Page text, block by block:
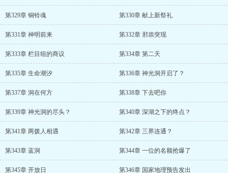
第329章 铜铃魂 第330章 献上新祭礼
第331章 神明前来 第332章 邪祟突现
第333章 栏目组的商议 第334章 第二天
第335章 生命潮汐 第336章 神光洞开启了？
第337章 洞在何方 第338章 下去吧你
第339章 神光洞的尽头？ 第340章 深湖之下的终点？
第341章 两拨人相遇 第342章 三界连通？
第343章 蓝洞 第344章 一位的名额抢爆了
第345章 开放日 第346章 国家地理预告发出